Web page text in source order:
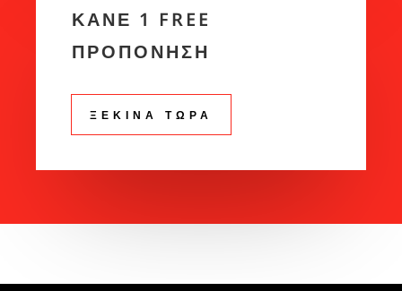
ΚΑΝΕ 1 FREE
ΠΡΟΠΟΝΗΣΗ
ΞΕΚΙΝΑ ΤΩΡΑ